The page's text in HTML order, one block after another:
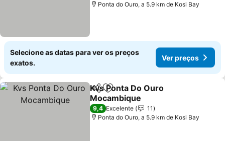
Ponta do Ouro, a 5.9 km de Kosi Bay
Selecione as datas para ver os preços
exatos.
Ver preços
PartilharAdicionar aos favoritos
Kvs Ponta Do Ouro
Mocambique
Ver preços
9,4 Excelente
11
Ponta do Ouro, a 5.9 km de Kosi Bay